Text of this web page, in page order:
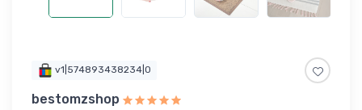
v1|574893438234|0
bestomzshop